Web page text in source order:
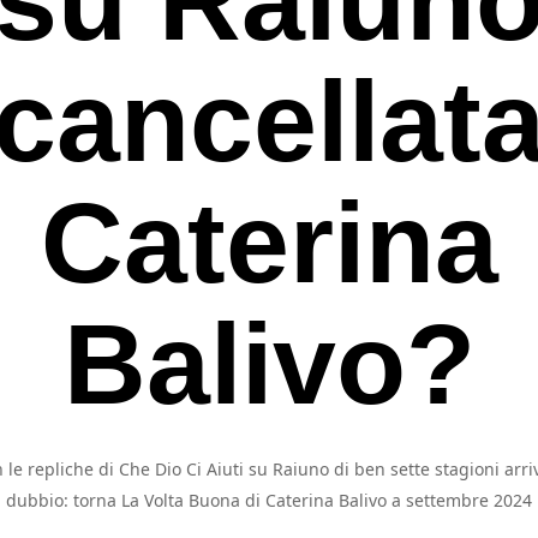
o ESC per uscire
Caterina
Balivo?
le repliche di Che Dio Ci Aiuti su Raiuno di ben sette stagioni
dubbio: torna La Volta Buona di Caterina Balivo a settembre 2024